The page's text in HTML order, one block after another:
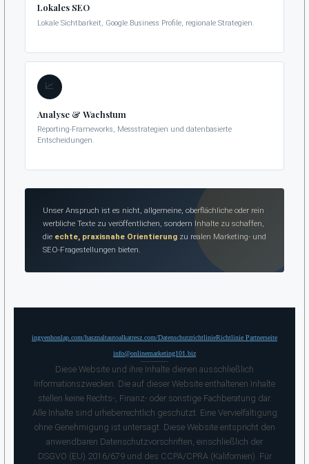
Lokales SEO
Lokale Sichtbarkeit, Google Business Profile, regionale Strategien.
📈
Analyse & Wachstum
Reporting-Frameworks, Messstrategien und datenbasierte
Entscheidungen.
Unser Anspruch ist es nicht, allgemeine, oberflächliche oder rein
werbliche Texte zu veröffentlichen, sondern Inhalte zu schaffen,
die echte, praxisnahe Orientierungzu realen Marketing- und
SEO-Fragestellungen bieten.
ingyenhonlap.com/hasznaltautoalkatresz.com/DatenschutzrichtlinieRichtlinie Partnerseite
info@onlinemarketing101.biz
Diese Website und ihre Inhalte dienen ausschließlich
Informationszwecken. Die auf dieser Website enthaltenen Inhalte
stellen keine Rechts-, Finanz- oder sonstige Fachberatung dar.
Alle Inhalte sind urheberrechtlich geschützt. Eine Vervielfältigung
ohne Genehmigung ist untersagt. Diese Website entspricht den
anwendbaren Datenschutzvorschriften, einschließlich der
DSGVO (EU) 2016/679 und des CCPA/CPRA (Kalifornien). Für